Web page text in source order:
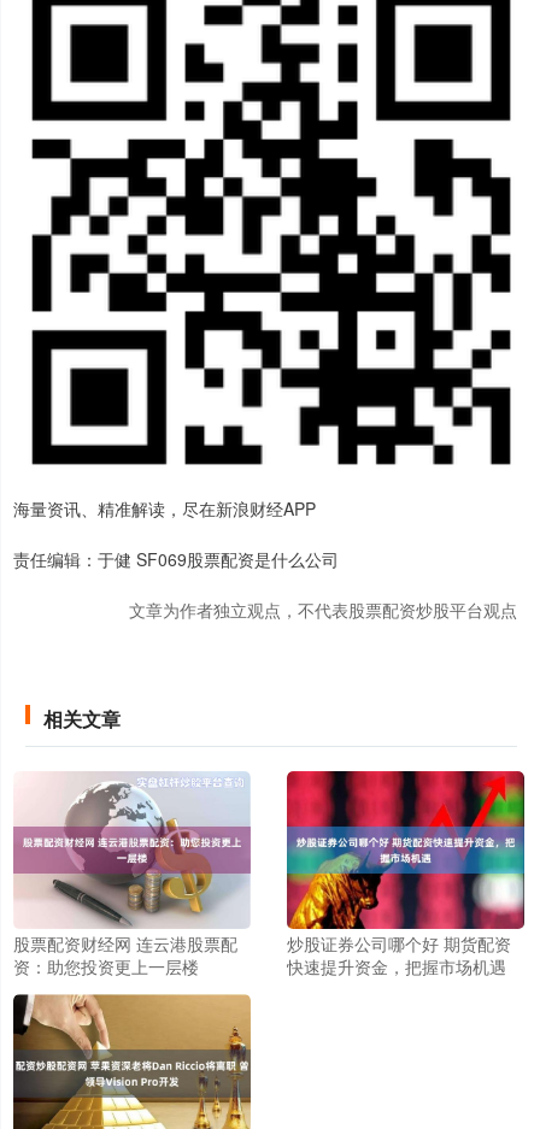
海量资讯、精准解读，尽在新浪财经APP
责任编辑：于健 SF069股票配资是什么公司
文章为作者独立观点，不代表股票配资炒股平台观点
相关文章
股票配资财经网 连云港股票配
资：助您投资更上一层楼
炒股证券公司哪个好 期货配资
快速提升资金，把握市场机遇